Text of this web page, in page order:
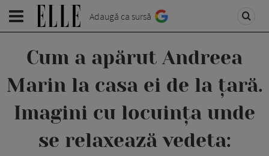
Adaugă ca sursă
Cum a apărut Andreea
Marin la casa ei de la țară.
Imagini cu locuința unde
se relaxează vedeta: